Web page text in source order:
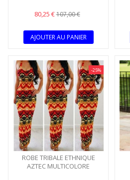
80,25 €107,00 €
AJOUTER AU PANIER
-25%
ROBE TRIBALE ETHNIQUE
AZTEC MULTICOLORE